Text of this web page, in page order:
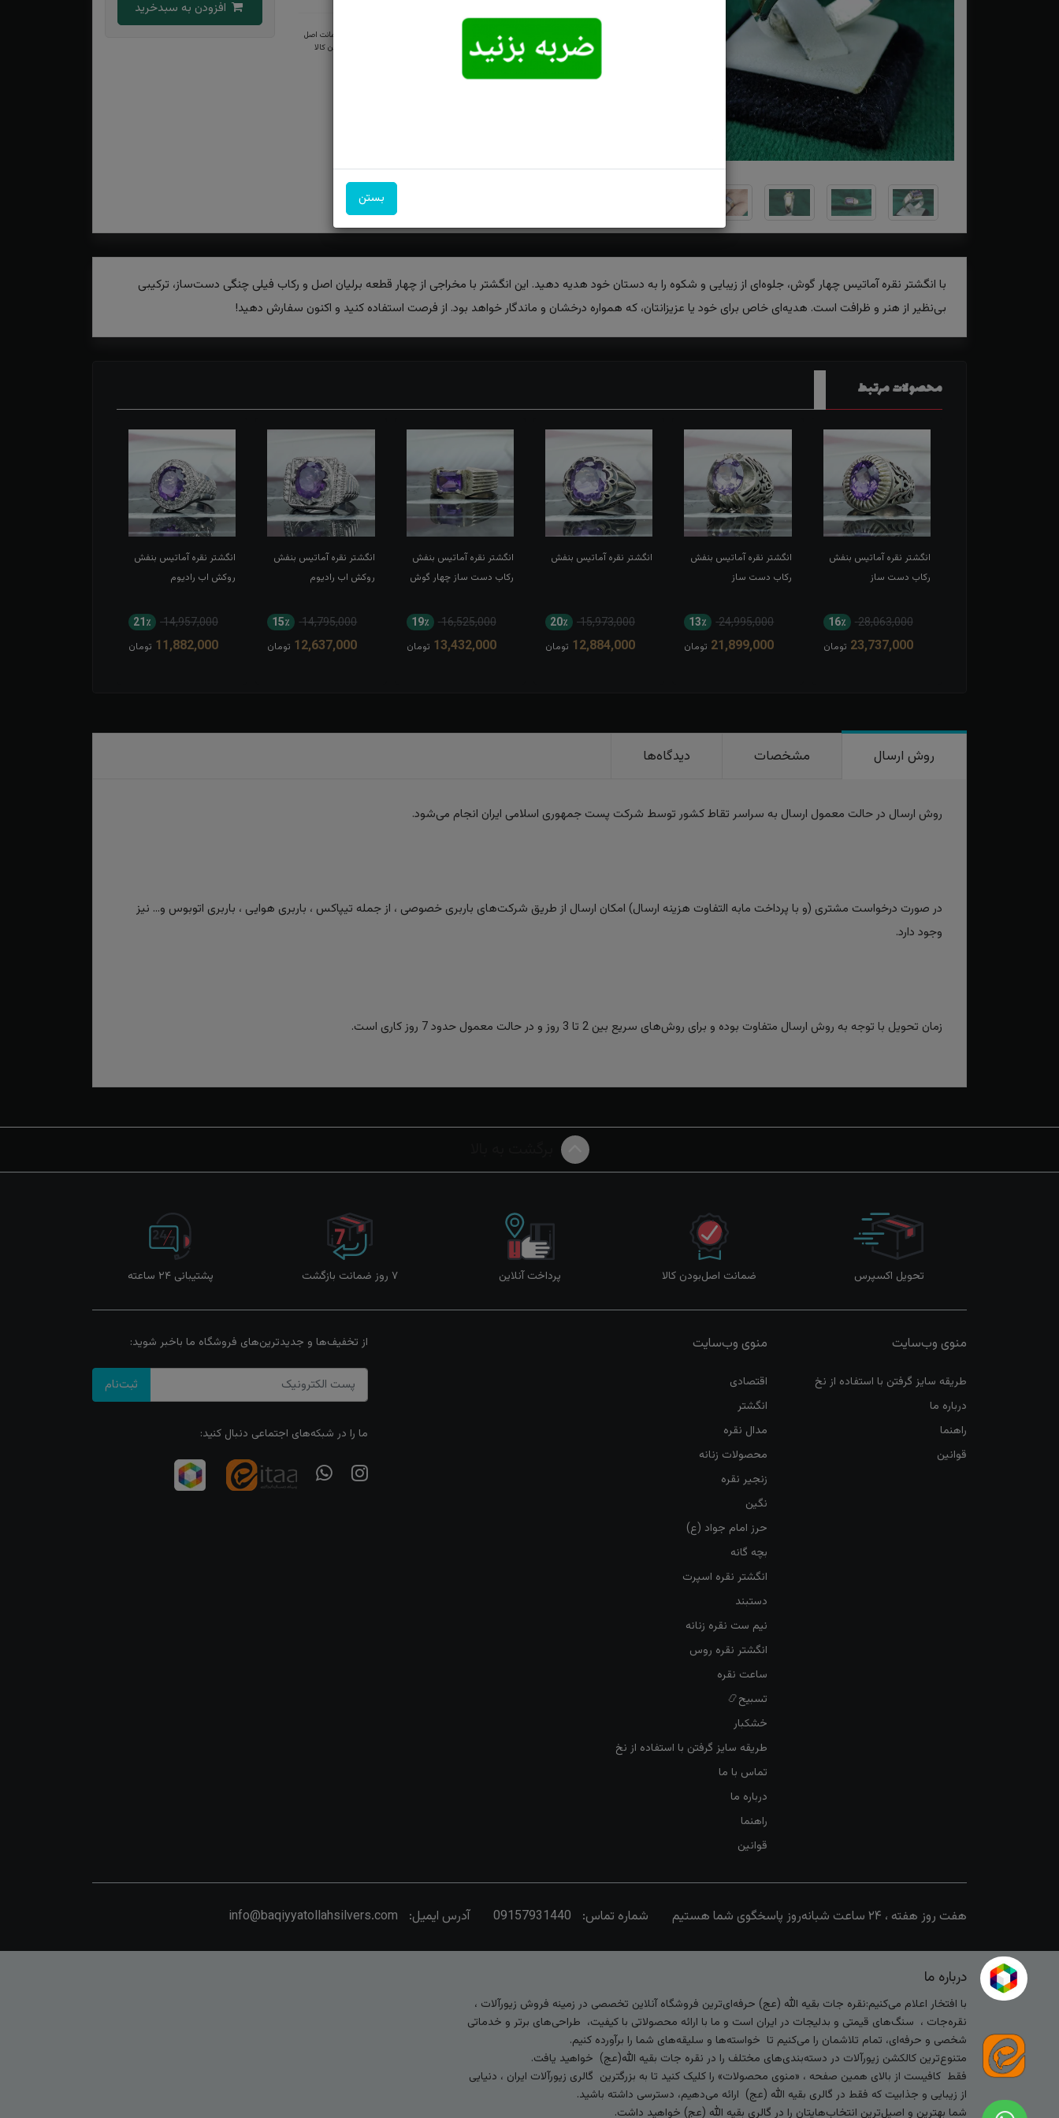
امکان پرداخت
در محل
ضمانت اصل
بودن کالا
با انگشتر نقره آماتیس چهار گوش، جلوه‌ای از زیبایی و شکوه را به دستان خود هدیه دهید. این انگشتر با مخراجی از چهار قطعه برلیان اصل و رکاب فیلی چنگی دست‌ساز، ترکیبی
بی‌نظیر از هنر و ظرافت است. هدیه‌ای خاص برای خود یا عزیزانتان، که همواره درخشان و ماندگار خواهد بود. از فرصت استفاده کنید و اکنون سفارش دهید!
محصولات مرتبط
انگشتر نقره آماتیس بنفش
رکاب دست ساز
28,063,000 16٪
23,737,000 تومان
انگشتر نقره آماتیس بنفش
رکاب دست ساز
24,995,000 13٪
21,899,000 تومان
انگشتر نقره آماتیس بنفش
15,973,000 20٪
12,884,000 تومان
انگشتر نقره آماتیس بنفش
رکاب دست ساز چهار گوش
16,525,000 19٪
13,432,000 تومان
انگشتر نقره آماتیس بنفش
روکش اب رادیوم
14,795,000 15٪
12,637,000 تومان
انگشتر نقره آماتیس بنفش
روکش اب رادیوم
14,957,000 21٪
11,882,000 تومان
روش ارسال مشخصات دیدگاه‌ها
روش ارسال در حالت معمول ارسال به سراسر تقاط کشور توسط شرکت پست جمهوری اسلامی ایران انجام می‌شود.
در صورت درخواست مشتری (و با پرداخت مابه التفاوت هزینه ارسال) امکان ارسال از طریق شرکت‌های باربری خصوصی ، از جمله تیپاکس ، باربری هوایی ، باربری اتوبوس و... نیز
وجود دارد.
زمان تحویل با توجه به روش ارسال متفاوت بوده و برای روش‌های سریع بین 2 تا 3 روز و در حالت معمول حدود 7 روز کاری است.
بستن
تحویل اکسپرس ضمانت اصل‌بودن کالا پرداخت آنلاین ۷ روز ضمانت بازگشت پشتیبانی ۲۴ ساعته
منوی وب‌سایت
طریقه سایز گرفتن با استفاده از نخ
درباره ما
راهنما
قوانین
منوی وب‌سایت
اقتصادی
انگشتر
مدال نقره
محصولات زنانه
زنجیر نقره
نگین
حرز امام جواد (ع)
بچه گانه
انگشتر نقره اسپرت
دستبند
نیم ست نقره زنانه
انگشتر نقره روس
ساعت نقره
تسبیح📿
خشکبار
طریقه سایز گرفتن با استفاده از نخ
تماس با ما
درباره ما
راهنما
قوانین
از تخفیف‌ها و جدیدترین‌های فروشگاه ما باخبر شوید:
ثبت‌نام
ما را در شبکه‌های اجتماعی دنبال کنید:
هفت روز هفته ، ۲۴ ساعت شبانه‌روز پاسخگوی شما هستیم شماره تماس: 09157931440 آدرس ایمیل: info@baqiyyatollahsilvers.com
درباره ما
با افتخار اعلام می‌کنیم:نقره جات بقیه الله (عج) حرفه‌ای‌ترین فروشگاه آنلاین تخصصی در زمینه فروش زیورآلات ،
نقره‌جات ، سنگ‌های قیمتی و بدلیجات در ایران است و ما با ارائه محصولاتی با کیفیت، طراحی‌های برتر و خدماتی
شخصی و حرفه‌ای، تمام تلاشمان را می‌کنیم تا خواسته‌ها و سلیقه‌های شما را برآورده کنیم.
متنوع‌ترین کالکشن زیورآلات در دسته‌بندی‌های مختلف را در نقره جات بقیه الله(عج) خواهید یافت.
فقط کافیست از بالای همین صفحه ، «منوی محصولات» را کلیک کنید تا به بزرگترین گالری زیورآلات ایران ، دنیایی
از زیبایی و جذابیت که فقط در گالری بقیه الله (عج) ارائه می‌دهیم، دسترسی داشته باشید.
شما بهترین و اصیل‌ترین انتخاب‌هایتان را در گالری بقیه الله (عج) خواهید داشت.